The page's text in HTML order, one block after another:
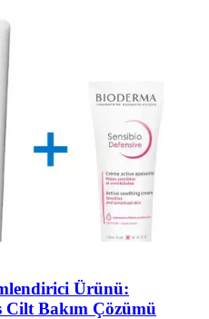
Ürünü:
Bakım Çözümü